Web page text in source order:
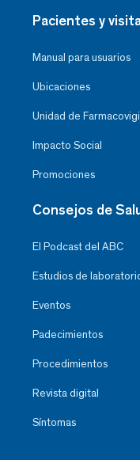
Pacientes y
Manual para usuarios
Ubicaciones
Unidad de
Impacto Social
Promociones
Consejos de
El Podcast del ABC
Estudios de
Eventos
Padecimientos
Procedimientos
Revista digital
Síntomas